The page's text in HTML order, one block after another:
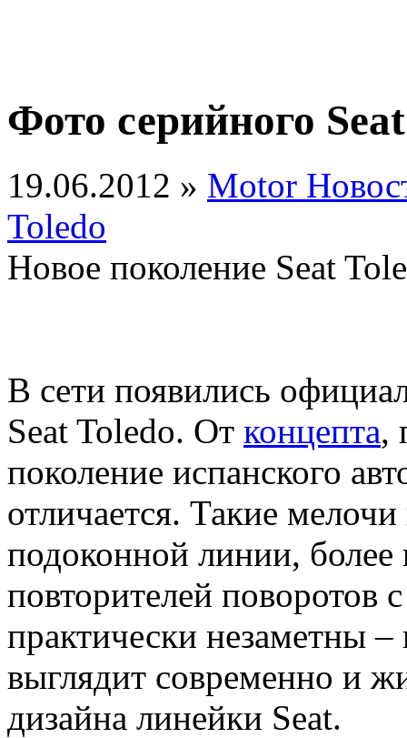
Фото серийного
19.06.2012 » Motor
Toledo
Новое поколение Seat
В сети появились
Seat Toledo. От концепта,
поколение испанского
отличается. Такие
подоконной линии, более
повторителей поворотов
практически незаметны
выглядит современно и
дизайна линейки Seat.